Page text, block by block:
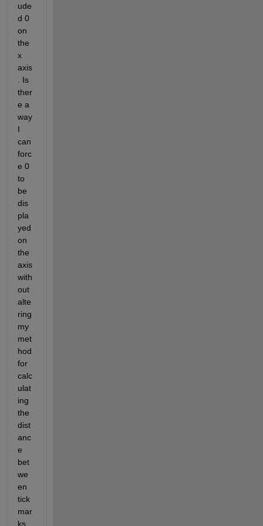
ude
d 0
on
the
x
axis
. Is
ther
e a
way
I
can
forc
e 0
to
be
dis
pla
yed
on
the
axis
with
out
alte
ring
my
met
hod
for
calc
ulat
ing
the
dist
anc
e
bet
we
en
tick
mar
ks.